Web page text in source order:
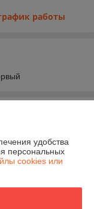
работы
удобства
персональных
cookies или